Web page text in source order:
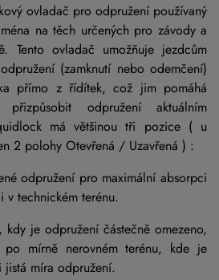
ovladač pro odpružení používaný
na těch určených pro závody a
Tento ovladač umožňuje jezdcům
(zamknutí nebo odemčení)
přímo z řídítek, což jim pomáhá
odpružení aktuálním
má většinou tři pozice ( u
2 polohy Otevřená / Uzavřená ) :
odpružení pro maximální absorpci
v technickém terénu.
je odpružení částečně omezeno,
mírně nerovném terénu, kde je
míra odpružení.